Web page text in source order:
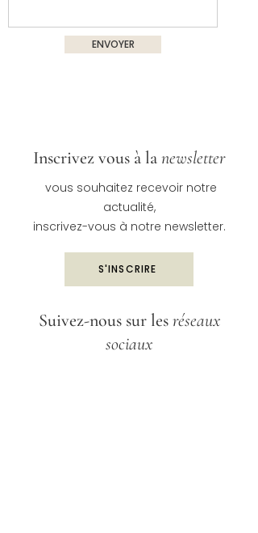
ENVOYER
Inscrivez vous à lanewsletter
vous souhaitez recevoir notre
actualité,
inscrivez-vous à notre newsletter.
S'INSCRIRE
Suivez-nous sur lesréseaux
sociaux